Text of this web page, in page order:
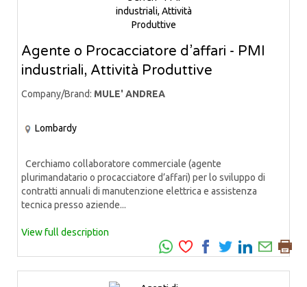
Agente o Procacciatore d’affari - PMI
industriali, Attività Produttive
Company/Brand: MULE' ANDREA
Lombardy
Cerchiamo collaboratore commerciale (agente
plurimandatario o procacciatore d’affari) per lo sviluppo di
contratti annuali di manutenzione elettrica e assistenza
tecnica presso aziende...
View full description